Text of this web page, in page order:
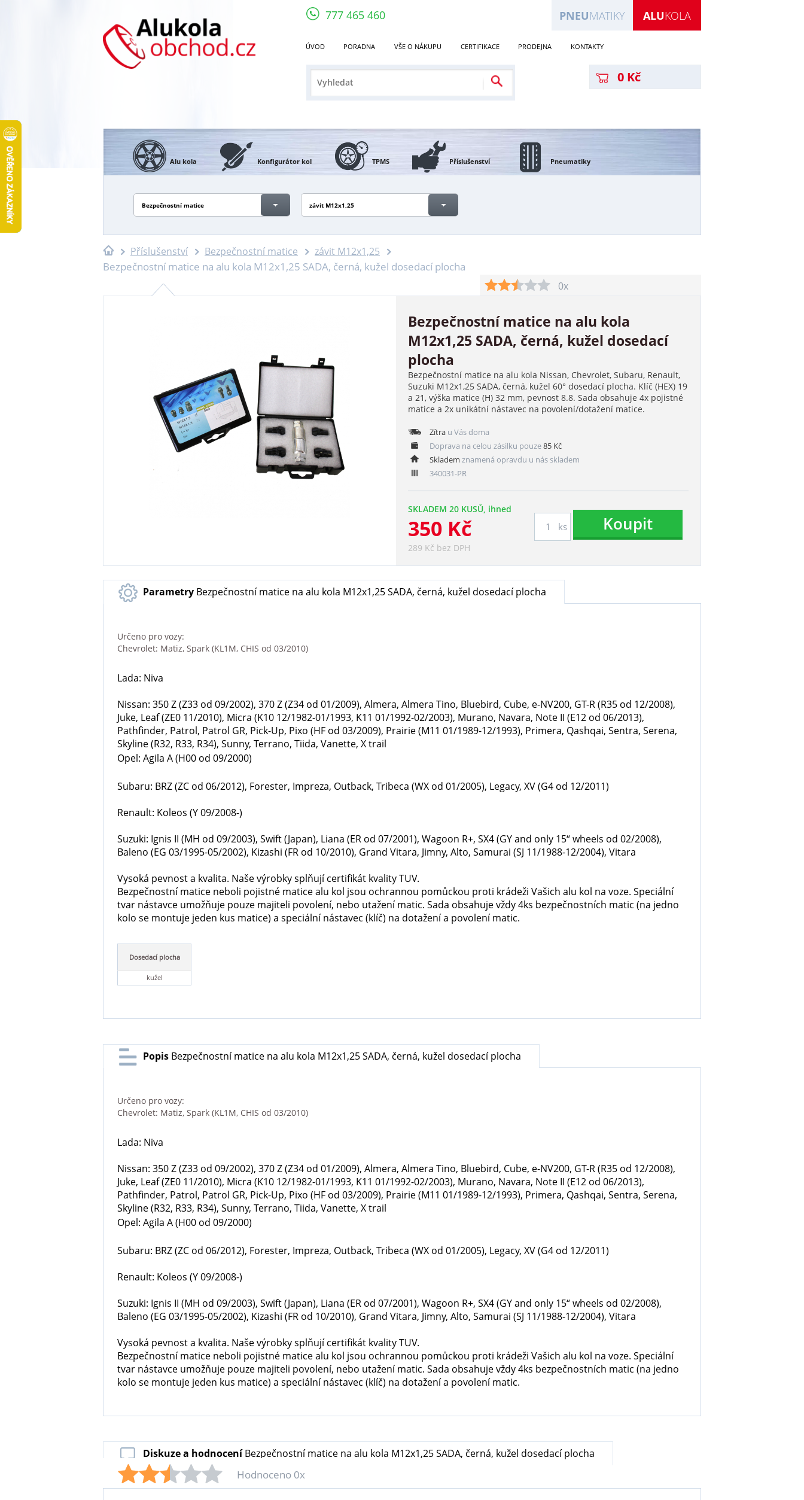
777 465 460 ALUKOLA
PNEUMATIKY
ÚVOD PORADNA VŠE O NÁKUPU CERTIFIKACE PRODEJNA KONTAKTY
0 Kč
Alu kola Konfigurátor kol TPMS Příslušenství Pneumatiky
Bezpečnostní matice závit M12x1,25
Příslušenství Bezpečnostní matice závit M12x1,25
Bezpečnostní matice na alu kola M12x1,25 SADA, černá, kužel dosedací plocha
0x
Bezpečnostní matice na alu kola
M12x1,25 SADA, černá, kužel dosedací
plocha
Bezpečnostní matice na alu kola Nissan, Chevrolet, Subaru, Renault,
Suzuki M12x1,25 SADA, černá, kužel 60° dosedací plocha. Klíč (HEX) 19
a 21, výška matice (H) 32 mm, pevnost 8.8. Sada obsahuje 4x pojistné
matice a 2x unikátní nástavec na povolení/dotažení matice.
Zítra u Vás doma
Doprava na celou zásilku pouze85 Kč
Skladem znamená opravdu u nás skladem
340031-PR
SKLADEM 20 KUSŮ, ihned
350 Kč
289 Kč bez DPH
ks Koupit
Parametry Bezpečnostní matice na alu kola M12x1,25 SADA, černá, kužel dosedací plocha
Určeno pro vozy:
Chevrolet: Matiz, Spark (KL1M, CHIS od 03/2010)
Lada: Niva
Nissan: 350 Z (Z33 od 09/2002), 370 Z (Z34 od 01/2009), Almera, Almera Tino, Bluebird, Cube, e-NV200, GT-R (R35 od 12/2008),
Juke, Leaf (ZE0 11/2010), Micra (K10 12/1982-01/1993, K11 01/1992-02/2003), Murano, Navara, Note II (E12 od 06/2013),
Pathfinder, Patrol, Patrol GR, Pick-Up, Pixo (HF od 03/2009), Prairie (M11 01/1989-12/1993), Primera, Qashqai, Sentra, Serena,
Skyline (R32, R33, R34), Sunny, Terrano, Tiida, Vanette, X trail
Opel: Agila A (H00 od 09/2000)
Subaru: BRZ (ZC od 06/2012), Forester, Impreza, Outback, Tribeca (WX od 01/2005), Legacy, XV (G4 od 12/2011)
Renault: Koleos (Y 09/2008-)
Suzuki: Ignis II (MH od 09/2003), Swift (Japan), Liana (ER od 07/2001), Wagoon R+, SX4 (GY and only 15“ wheels od 02/2008),
Baleno (EG 03/1995-05/2002), Kizashi (FR od 10/2010), Grand Vitara, Jimny, Alto, Samurai (SJ 11/1988-12/2004), Vitara
Vysoká pevnost a kvalita. Naše výrobky splňují certifikát kvality TUV.
Bezpečnostní matice neboli pojistné matice alu kol jsou ochrannou pomůckou proti krádeži Vašich alu kol na voze. Speciální
tvar nástavce umožňuje pouze majiteli povolení, nebo utažení matic. Sada obsahuje vždy 4ks bezpečnostních matic (na jedno
kolo se montuje jeden kus matice) a speciální nástavec (klíč) na dotažení a povolení matic.
Dosedací plocha
kužel
Popis Bezpečnostní matice na alu kola M12x1,25 SADA, černá, kužel dosedací plocha
Určeno pro vozy:
Chevrolet: Matiz, Spark (KL1M, CHIS od 03/2010)
Lada: Niva
Nissan: 350 Z (Z33 od 09/2002), 370 Z (Z34 od 01/2009), Almera, Almera Tino, Bluebird, Cube, e-NV200, GT-R (R35 od 12/2008),
Juke, Leaf (ZE0 11/2010), Micra (K10 12/1982-01/1993, K11 01/1992-02/2003), Murano, Navara, Note II (E12 od 06/2013),
Pathfinder, Patrol, Patrol GR, Pick-Up, Pixo (HF od 03/2009), Prairie (M11 01/1989-12/1993), Primera, Qashqai, Sentra, Serena,
Skyline (R32, R33, R34), Sunny, Terrano, Tiida, Vanette, X trail
Opel: Agila A (H00 od 09/2000)
Subaru: BRZ (ZC od 06/2012), Forester, Impreza, Outback, Tribeca (WX od 01/2005), Legacy, XV (G4 od 12/2011)
Renault: Koleos (Y 09/2008-)
Suzuki: Ignis II (MH od 09/2003), Swift (Japan), Liana (ER od 07/2001), Wagoon R+, SX4 (GY and only 15“ wheels od 02/2008),
Baleno (EG 03/1995-05/2002), Kizashi (FR od 10/2010), Grand Vitara, Jimny, Alto, Samurai (SJ 11/1988-12/2004), Vitara
Vysoká pevnost a kvalita. Naše výrobky splňují certifikát kvality TUV.
Bezpečnostní matice neboli pojistné matice alu kol jsou ochrannou pomůckou proti krádeži Vašich alu kol na voze. Speciální
tvar nástavce umožňuje pouze majiteli povolení, nebo utažení matic. Sada obsahuje vždy 4ks bezpečnostních matic (na jedno
kolo se montuje jeden kus matice) a speciální nástavec (klíč) na dotažení a povolení matic.
Diskuze a hodnoceníBezpečnostní matice na alu kola M12x1,25 SADA, černá, kužel dosedací plocha
Hodnoceno 0x